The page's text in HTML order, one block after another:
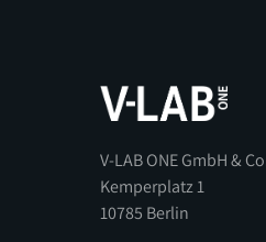
V-LAB ONE GmbH &
Kemperplatz 1
‍10785 Berlin